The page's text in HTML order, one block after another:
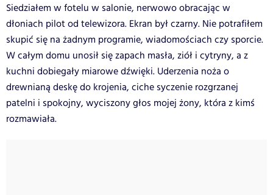
Siedziałem w fotelu w salonie, nerwowo obracając w
dłoniach pilot od telewizora. Ekran był czarny. Nie potrafiłem
skupić się na żadnym programie, wiadomościach czy sporcie.
W całym domu unosił się zapach masła, ziół i cytryny, a z
kuchni dobiegały miarowe dźwięki. Uderzenia noża o
drewnianą deskę do krojenia, ciche syczenie rozgrzanej
patelni i spokojny, wyciszony głos mojej żony, która z kimś
rozmawiała.